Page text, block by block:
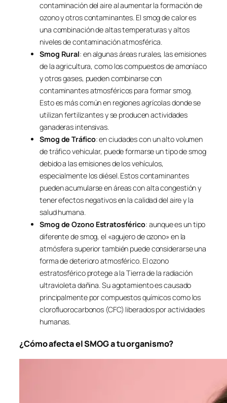
contaminación del aire al aumentar la formación de
ozono y otros contaminantes. El smog de calor es
una combinación de altas temperaturas y altos
niveles de contaminación atmosférica.
Smog Rural: en algunas áreas rurales, las emisiones
de la agricultura, como los compuestos de amoníaco
y otros gases, pueden combinarse con
contaminantes atmosféricos para formar smog.
Esto es más común en regiones agrícolas donde se
utilizan fertilizantes y se producen actividades
ganaderas intensivas.
Smog de Tráfico: en ciudades con un alto volumen
de tráfico vehicular, puede formarse un tipo de smog
debido a las emisiones de los vehículos,
especialmente los diésel. Estos contaminantes
pueden acumularse en áreas con alta congestión y
tener efectos negativos en la calidad del aire y la
salud humana.
Smog de Ozono Estratosférico: aunque es un tipo
diferente de smog, el «agujero de ozono» en la
atmósfera superior también puede considerarse una
forma de deterioro atmosférico. El ozono
estratosférico protege a la Tierra de la radiación
ultravioleta dañina. Su agotamiento es causado
principalmente por compuestos químicos como los
clorofluorocarbonos (CFC) liberados por actividades
humanas.
¿Cómo afecta el SMOG a tu organismo?